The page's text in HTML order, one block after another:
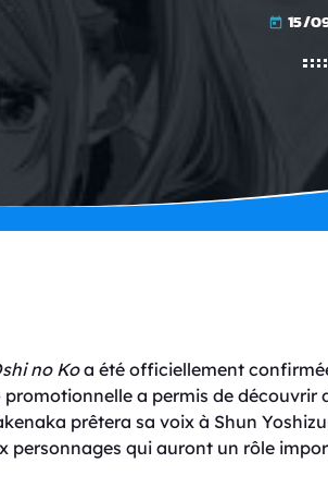
today 15/
no Koa été officiellement
promotionnelle a permis de découvrir
prêtera sa voix à Shun
personnages qui auront un rôle